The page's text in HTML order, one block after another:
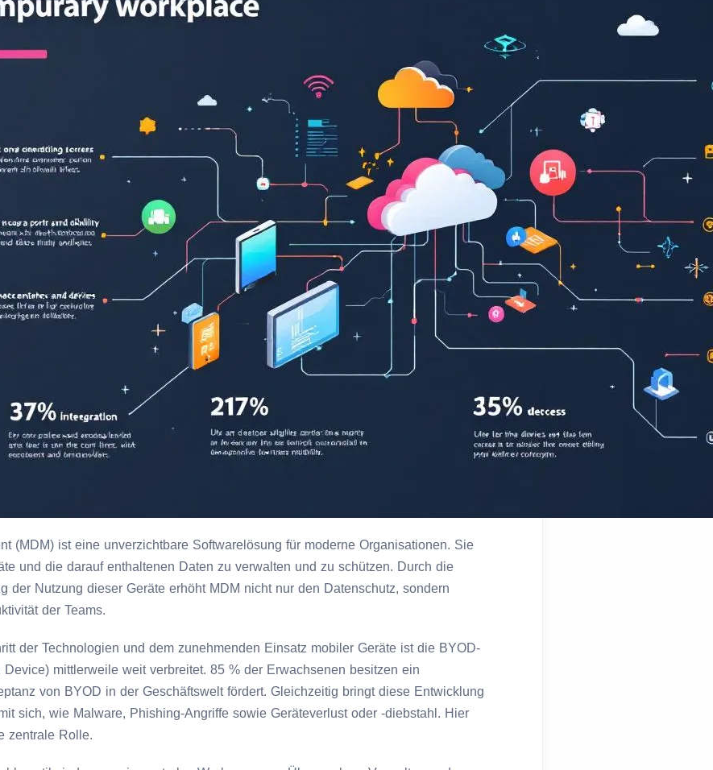
(MDM) ist eine unverzichtbare Softwarelösung für moderne Organisationen. Sie
und die darauf enthaltenen Daten zu verwalten und zu schützen. Durch die
der Nutzung dieser Geräte erhöht MDM nicht nur den Datenschutz, sondern
der Teams.
der Technologien und dem zunehmenden Einsatz mobiler Geräte ist die BYOD-
Device) mittlerweile weit verbreitet. 85 % der Erwachsenen besitzen ein
von BYOD in der Geschäftswelt fördert. Gleichzeitig bringt diese Entwicklung
sich, wie Malware, Phishing-Angriffe sowie Geräteverlust oder -diebstahl. Hier
zentrale Rolle.